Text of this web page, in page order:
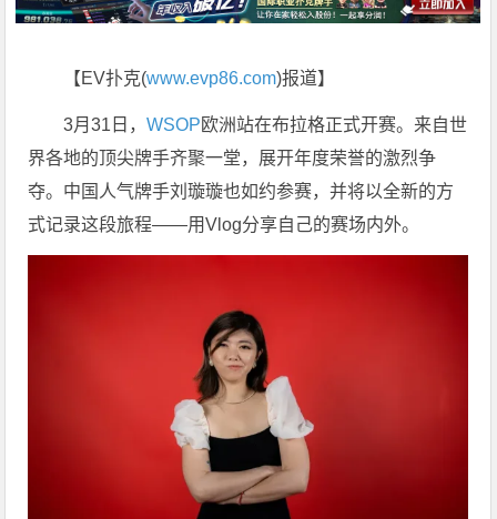
【EV扑克(www.evp86.com)报道】
3月31日，WSOP欧洲站在布拉格正式开赛。来自世
界各地的顶尖牌手齐聚一堂，展开年度荣誉的激烈争
夺。中国人气牌手刘璇璇也如约参赛，并将以全新的方
式记录这段旅程——用Vlog分享自己的赛场内外。